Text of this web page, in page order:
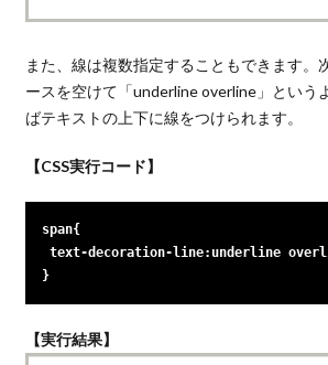
また、線は複数指定することもできます。
ースを空けて「underline overline」という
ばテキストの上下に線をつけられます。
【CSS実行コード】
span{
text-decoration-line:underline overline;
}
【実行結果】